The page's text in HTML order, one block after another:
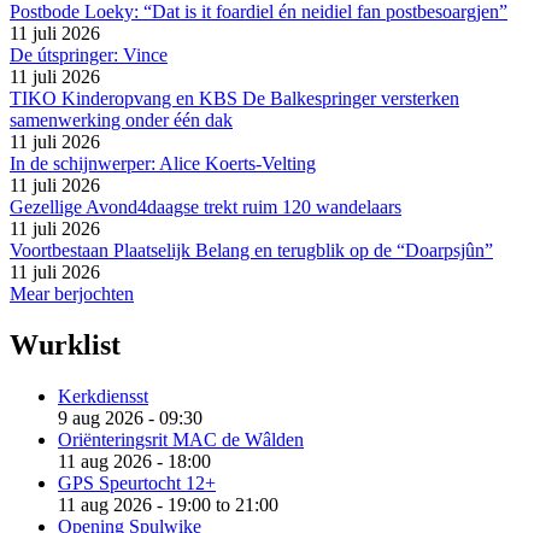
Postbode Loeky: “Dat is it foardiel én neidiel fan postbesoargjen”
11 juli 2026
De útspringer: Vince
11 juli 2026
TIKO Kinderopvang en KBS De Balkespringer versterken
samenwerking onder één dak
11 juli 2026
In de schijnwerper: Alice Koerts-Velting
11 juli 2026
Gezellige Avond4daagse trekt ruim 120 wandelaars
11 juli 2026
Voortbestaan Plaatselijk Belang en terugblik op de “Doarpsjûn”
11 juli 2026
Mear berjochten
Wurklist
Kerkdiensst
9 aug 2026 - 09:30
Oriënteringsrit MAC de Wâlden
11 aug 2026 - 18:00
GPS Speurtocht 12+
11 aug 2026 - 19:00 to 21:00
Opening Spulwike